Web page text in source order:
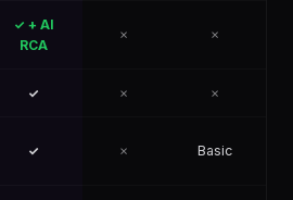
✓ + AI
RCA
✗ ✗
✓ ✗ ✗
✓ ✗ Basic